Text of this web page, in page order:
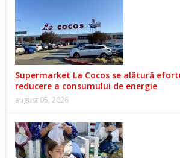
Supermarket La Cocos se alătură
reducere a consumului de energie
august 05, 2026